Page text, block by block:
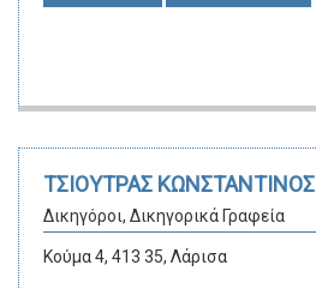
ΤΣΙΟΥΤΡΑΣ ΚΩΝΣΤΑΝΤΙΝΟΣ
Δικηγόροι, Δικηγορικά Γραφεία
Κούμα 4, 413 35, Λάρισα